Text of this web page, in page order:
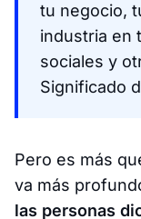
tu negocio,
industria en
sociales y
Significado
Pero es más
va más
las personas